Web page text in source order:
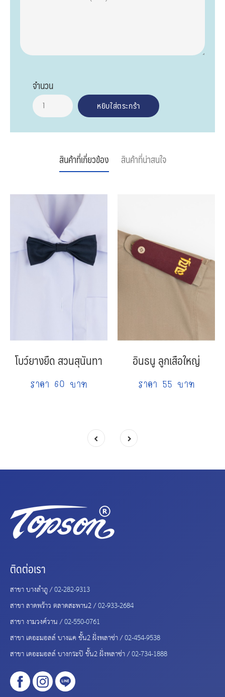
จำนวน
สินค้าที่เกี่ยวข้อง สินค้าที่น่าสนใจ
โบว์ยางยืด สวนสุนันทา
ราคา 60 บาท
อินธนู ลูกเสือใหญ่
ราคา 55 บาท
ติดต่อเรา
สาขา บางลำภู /02-282-9313
สาขา ลาดพร้าว ตลาดสะพาน2 /02-933-2684
สาขา งามวงศ์วาน /02-550-0761
สาขา เดอะมอลล์ บางแค ชั้น2 ฝั่งพลาซ่า /02-454-9538
สาขา เดอะมอลล์ บางกระปิ ชั้น2 ฝั่งพลาซ่า /02-734-1888